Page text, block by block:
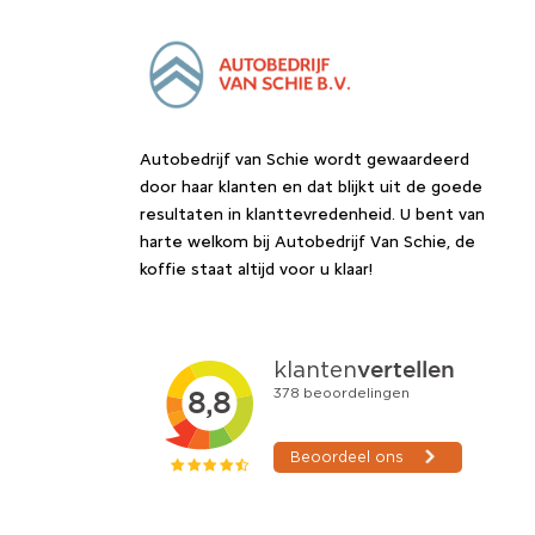
Autobedrijf van Schie wordt gewaardeerd
door haar klanten en dat blijkt uit de goede
resultaten in klanttevredenheid. U bent van
harte welkom bij Autobedrijf Van Schie, de
koffie staat altijd voor u klaar!